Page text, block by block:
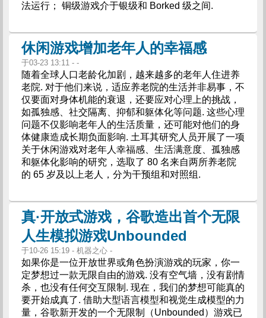
法运行； 铜级游戏介于银级和 Borked 级之间.
休闲游戏增加老年人的幸福感
于03-23 13:11 - -
随着全球人口老龄化加剧，越来越多的老年人住进养
老院. 对于他们来说，适应养老院的生活并非易事，不
仅要面对身体机能的衰退，还要应对心理上的挑战，
如孤独感、社交隔离、抑郁和躯体化等问题. 这些心理
问题不仅影响老年人的生活质量，还可能对他们的身
体健康造成长期负面影响. 土耳其研究人员开展了一项
关于休闲游戏对老年人幸福感、生活满意度、孤独感
和躯体化影响的研究，选取了 80 名来自两所养老院
的 65 岁及以上老人，分为干预组和对照组.
真·开放式游戏，谷歌造出首个无限
人生模拟游戏Unbounded
于10-26 15:19 - 机器之心 -
如果你是一位开放世界或角色扮演游戏的玩家，你一
定梦想过一款无限自由的游戏. 没有空气墙，没有剧情
杀，也没有任何交互限制. 现在，我们的梦想可能真的
要开始成真了. 借助大型语言模型和视觉生成模型的力
量，谷歌新开发的一个无限制（Unbounded）游戏已